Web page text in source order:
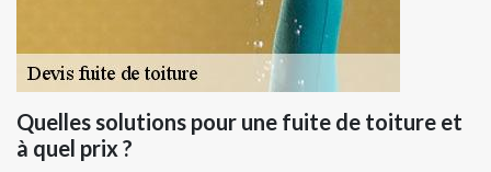
Quelles solutions pour une fuite de toiture et
à quel prix ?